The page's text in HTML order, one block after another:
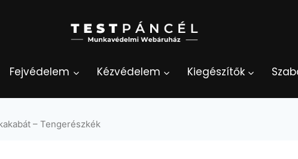
Fejvédelem Kézvédelem Kiegészítők
– Tengerészkék